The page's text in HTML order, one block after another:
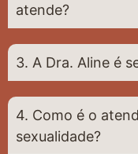
atende?
3. A Dra. Aline é
4. Como é o
sexualidade?